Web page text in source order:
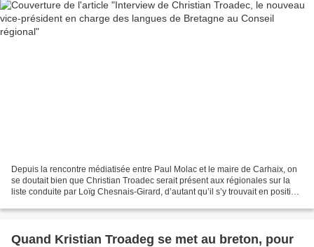
Depuis la rencontre médiatisée entre Paul Molac et le maire de Carhaix, on
se doutait bien que Christian Troadec serait présent aux régionales sur la
liste conduite par Loïg Chesnais-Girard, d’autant qu’il s’y trouvait en position
Quand Kristian Troadeg se met au breton, pour